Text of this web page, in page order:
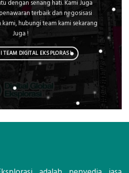
dengan senang hati. Kami Juga
terbaik dan negosisasi
hubungi team kami sekarang
Juga !
TEAM DIGITAL EKSPLORASI